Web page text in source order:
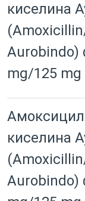
киселина
Aurobindo)
mg/125 mg
киселина
Aurobindo)